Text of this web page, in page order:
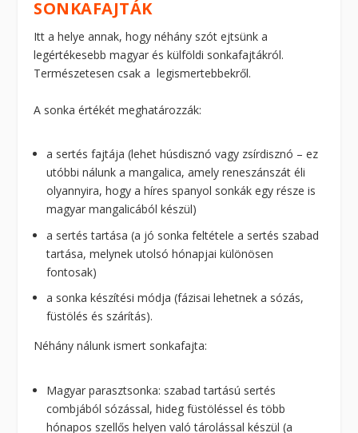
SONKAFAJTÁK
Itt a helye annak, hogy néhány szót ejtsünk a
legértékesebb magyar és külföldi sonkafajtákról.
Természetesen csak a legismertebbekről.
A sonka értékét meghatározzák:
a sertés fajtája (lehet húsdisznó vagy zsírdisznó – ez
utóbbi nálunk a mangalica, amely reneszánszát éli
olyannyira, hogy a híres spanyol sonkák egy része is
magyar mangalicából készül)
a sertés tartása (a jó sonka feltétele a sertés szabad
tartása, melynek utolsó hónapjai különösen
fontosak)
a sonka készítési módja (fázisai lehetnek a sózás,
füstölés és szárítás).
Néhány nálunk ismert sonkafajta:
Magyar parasztsonka: szabad tartású sertés
combjából sózással, hideg füstöléssel és több
hónapos szellős helyen való tárolással készül (a